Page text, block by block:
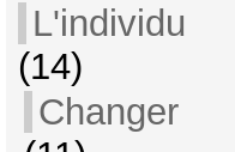
L'individu
(14)
Changer